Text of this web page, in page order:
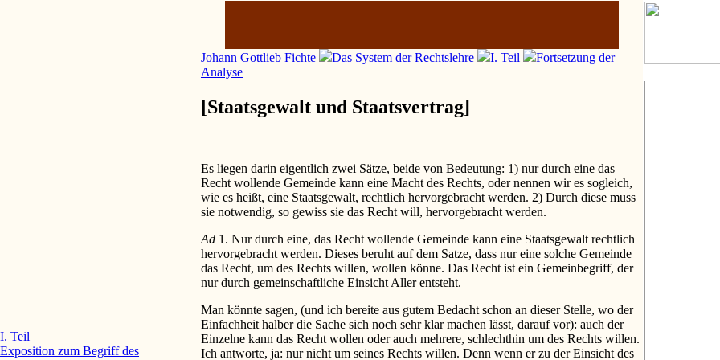
Johann Gottlieb Fichte Das System der Rechtslehre I. Teil
Fortsetzung der
Analyse
[Staatsgewalt und Staatsvertrag]
Es liegen darin eigentlich zwei Sätze, beide von Bedeutung: 1) nur durch eine das
Recht wollende Gemeinde kann eine Macht des Rechts, oder nennen wir es sogleich,
wie es heißt, eine Staatsgewalt, rechtlich hervorgebracht werden. 2) Durch diese muss
sie notwendig, so gewiss sie das Recht will, hervorgebracht werden.
Ad 1. Nur durch eine, das Recht wollende Gemeinde kann eine Staatsgewalt rechtlich
hervorgebracht werden. Dieses beruht auf dem Satze, dass nur eine solche Gemeinde
das Recht, um des Rechts willen, wollen könne. Das Recht ist ein Gemeinbegriff, der
nur durch gemeinschaftliche Einsicht Aller entsteht.
Man könnte sagen, (und ich bereite aus gutem Bedacht schon an dieser Stelle, wo der
Einfachheit halber die Sache sich noch sehr klar machen lässt, darauf vor): auch der
Einzelne kann das Recht wollen oder auch mehrere, schlechthin um des Rechts willen.
Ich antworte, ja: nur nicht um seines Rechts willen. Denn wenn er zu der Einsicht des
I. Teil
Exposition zum Begriff des